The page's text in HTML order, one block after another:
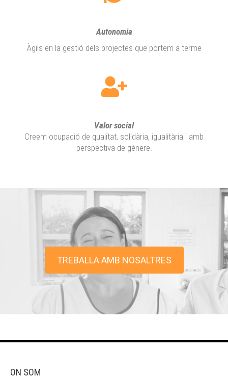
Autonomia
Àgils en la gestió dels projectes que portem a terme
Valor social
Creem ocupació de qualitat, solidària, igualitària i amb
perspectiva de gènere.
TREBALLA AMB NOSALTRES
ON SOM